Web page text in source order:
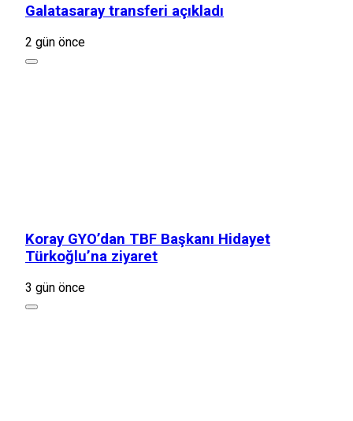
Galatasaray transferi açıkladı
2 gün önce
Koray GYO’dan TBF Başkanı Hidayet
Türkoğlu’na ziyaret
3 gün önce